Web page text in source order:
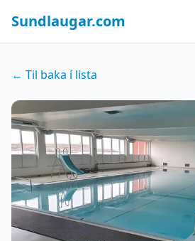
Sundlaugar.com
← Til baka í lista